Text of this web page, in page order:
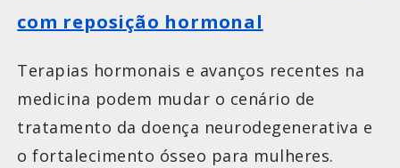
com reposição hormonal
Terapias hormonais e avanços recentes na
medicina podem mudar o cenário de
tratamento da doença neurodegenerativa e
o fortalecimento ósseo para mulheres.